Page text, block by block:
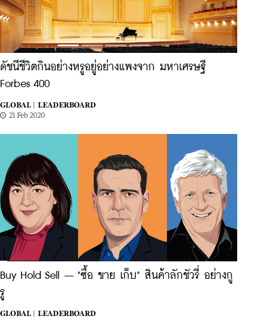
ดัชนีชีวิตกินอย่างหรูอยู่อย่างแพงจาก มหาเศรษฐี
Forbes 400
GLOBAL |
LEADERBOARD
21 Feb 2020
Buy Hold Sell – "ซื้อ ขาย เก็บ" สินค้าลักชัวรี่ อย่างกู
รู
GLOBAL |
LEADERBOARD